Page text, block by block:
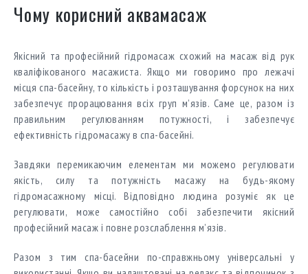
Чому корисний аквамасаж
Якісний та професійний гідромасаж схожий на масаж від рук
кваліфікованого масажиста. Якщо ми говоримо про лежачі
місця спа-басейну, то кількість і розташування форсунок на них
забезпечує прорацювання всіх груп м’язів. Саме це, разом із
правильним регулюванням потужності, і забезпечує
ефективність гідромасажу в спа-басейні.
Завдяки перемикаючим елементам ми можемо регулювати
якість, силу та потужність масажу на будь-якому
гідромасажному місці. Відповідно людина розуміє як це
регулювати, може самостійно собі забезпечити якісний
професійний масаж і повне розслаблення м’язів.
Разом з тим спа-басейни по-справжньому універсальні у